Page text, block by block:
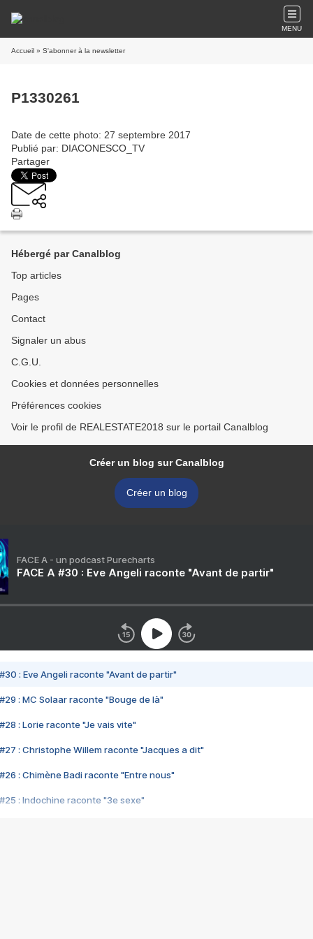
MENU
Accueil » S'abonner à la newsletter
P1330261
Date de cette photo: 27 septembre 2017
Publié par: DIACONESCO_TV
Partager
Hébergé par Canalblog
Top articles
Pages
Contact
Signaler un abus
C.G.U.
Cookies et données personnelles
Préférences cookies
Voir le profil de REALESTATE2018 sur le portail Canalblog
Créer un blog sur Canalblog
Créer un blog
FACE A - un podcast Purecharts
FACE A #30 : Eve Angeli raconte "Avant de partir"
#30 : Eve Angeli raconte "Avant de partir"
#29 : MC Solaar raconte "Bouge de là"
#28 : Lorie raconte "Je vais vite"
#27 : Christophe Willem raconte "Jacques a dit"
#26 : Chimène Badi raconte "Entre nous"
#25 : Indochine raconte "3e sexe"